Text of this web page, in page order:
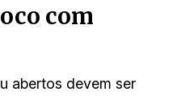
com
abertos devem ser